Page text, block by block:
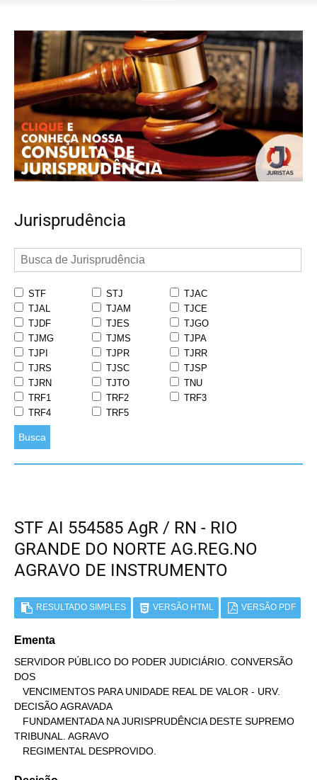
Jurisprudência
STF STJ
TJAC
TJAL
TJAM
TJCE
TJDF
TJES
TJGO
TJMG
TJMS
TJPA
TJPI
TJPR
TJRR
TJRS
TJSC
TJSP
TJRN
TJTO
TNU
TRF1
TRF2
TRF3
TRF4
TRF5
Busca
STF AI 554585 AgR / RN - RIO
GRANDE DO NORTE AG.REG.NO
AGRAVO DE INSTRUMENTO
RESULTADO SIMPLES VERSÃO HTML VERSÃO PDF
Ementa
SERVIDOR PÚBLICO DO PODER JUDICIÁRIO. CONVERSÃO
DOS
DECISÃO AGRAVADA
TRIBUNAL. AGRAVO
   REGIMENTAL DESPROVIDO.